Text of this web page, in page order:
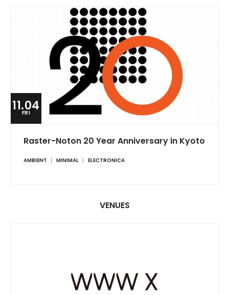
11.04
FRI
Raster-Noton 20 Year Anniversary in Kyoto
AMBIENT MINIMAL ELECTRONICA
VENUES